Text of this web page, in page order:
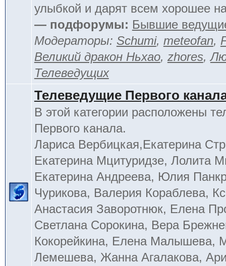
улыбкой и дарят всем хорошее
— подфорумы: Бывшие
Модераторы: Schumi, meteofan,
Великий дракон Ньхао, zhores,
Телеведущих
Телеведущие Первого
В этой категории расположены
Первого канала.
Лариса Вербицкая,Екатерина
Екатерина Мцитуридзе, Лолита
Екатерина Андреева, Юлия
Чурикова, Валерия Кораблева,
Анастасия Заворотнюк, Елена
Светлана Сорокина, Вера
Кокорейкина, Елена Малышева,
Лемешева, Жанна Агалакова,